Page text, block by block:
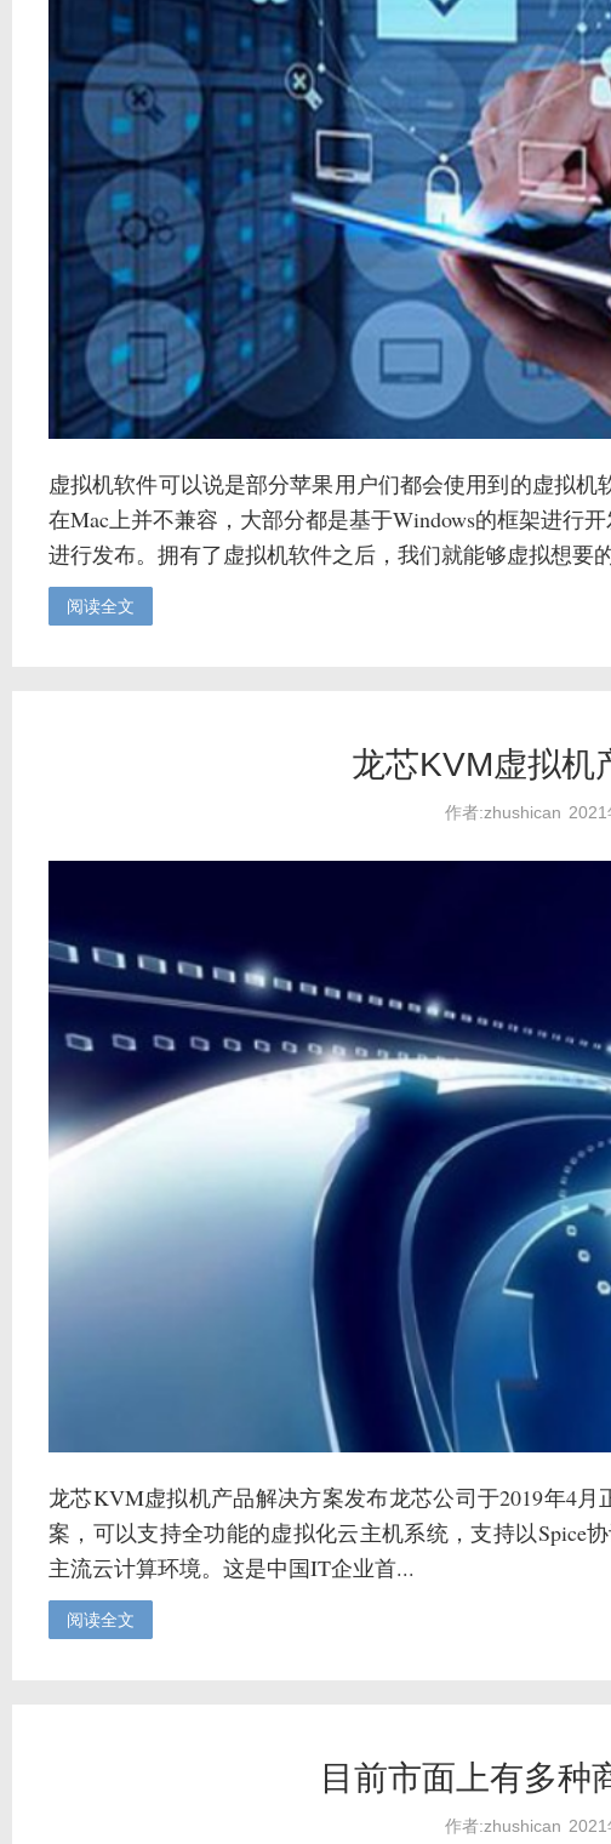
虚拟机软件可以说是部分苹果用户们都会使用到的虚拟
在Mac上并不兼容，大部分都是基于Windows的框架进行
进行发布。拥有了虚拟机软件之后，我们就能够虚拟想要
阅读全文
龙芯KVM虚拟机
作者:zhushican 2021
龙芯KVM虚拟机产品解决方案发布龙芯公司于2019年4
案，可以支持全功能的虚拟化云主机系统，支持以Spice
主流云计算环境。这是中国IT企业首...
阅读全文
目前市面上有多种
作者:zhushican 2021